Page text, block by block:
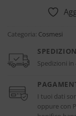
Categoria: Cosmesi
Spedizioni
I tuoi dati
oppure con